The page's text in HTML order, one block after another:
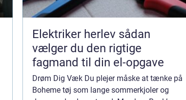
Elektriker herlev sådan
vælger du den rigtige
fagmand til din el-opgave
Drøm Dig Væk Du plejer måske at tænke på
Boheme tøj som lange sommerkjoler og